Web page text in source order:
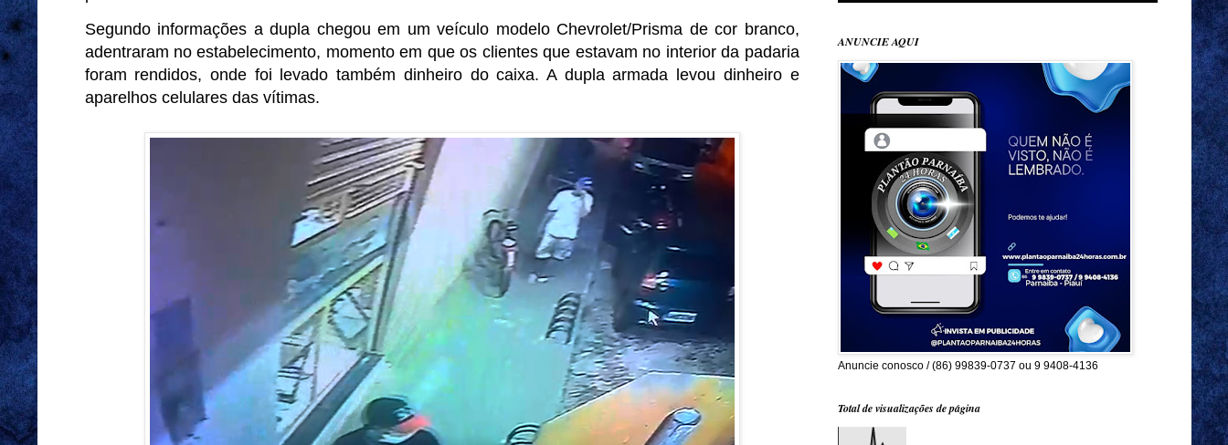
Segundo informações a dupla chegou em um veículo modelo Chevrolet/Prisma de cor branco,
adentraram no estabelecimento, momento em que os clientes que estavam no interior da padaria
foram rendidos, onde foi levado também dinheiro do caixa. A dupla armada levou dinheiro e
aparelhos celulares das vítimas.
ANUNCIE AQUI
Anuncie conosco / (86) 99839-0737 ou 9 9408-4136
Total de visualizações de página